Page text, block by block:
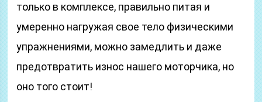
только в комплексе, правильно питая и
умеренно нагружая свое тело физическими
упражнениями, можно замедлить и даже
предотвратить износ нашего моторчика, но
оно того стоит!